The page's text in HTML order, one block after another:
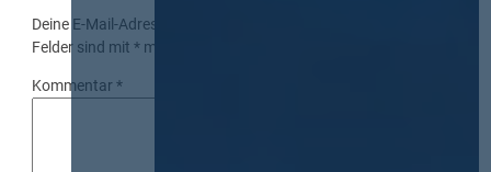
Deine E-Mail-Adresse wird nicht veröffentlicht.
Felder sind mit* markiert
Kommentar*